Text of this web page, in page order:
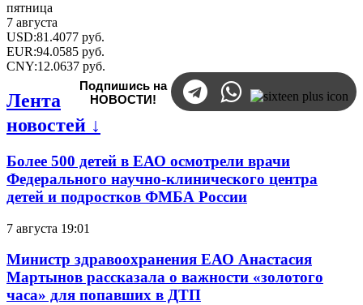
пятница
7 августа
USD:81.4077 руб.
EUR:94.0585 руб.
CNY:12.0637 руб.
Подпишись на
НОВОСТИ!
Лента
новостей ↓
Более 500 детей в ЕАО осмотрели врачи
Федерального научно-клинического центра
детей и подростков ФМБА России
7 августа 19:01
Министр здравоохранения ЕАО Анастасия
Мартынов рассказала о важности «золотого
часа» для попавших в ДТП